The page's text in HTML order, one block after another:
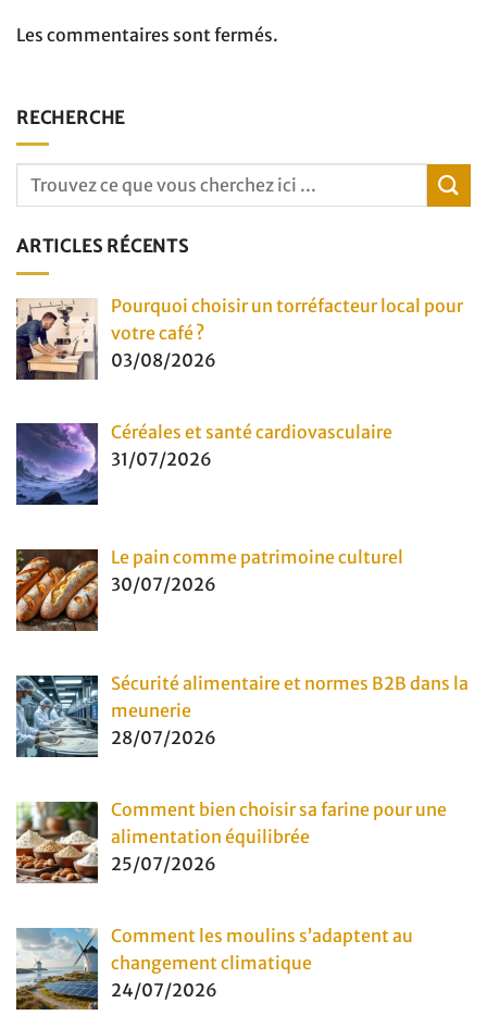
Les commentaires sont fermés.
RECHERCHE
ARTICLES RÉCENTS
Pourquoi choisir un torréfacteur local pour
votre café ?
03/08/2026
Céréales et santé cardiovasculaire
31/07/2026
Le pain comme patrimoine culturel
30/07/2026
Sécurité alimentaire et normes B2B dans la
meunerie
28/07/2026
Comment bien choisir sa farine pour une
alimentation équilibrée
25/07/2026
Comment les moulins s’adaptent au
changement climatique
24/07/2026